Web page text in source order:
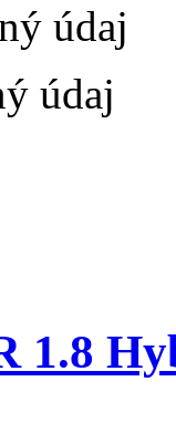
údaj
údaj
1.8